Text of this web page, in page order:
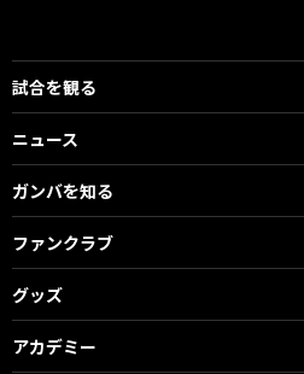
試合を観る
ニュース
ガンバを知る
ファンクラブ
グッズ
アカデミー